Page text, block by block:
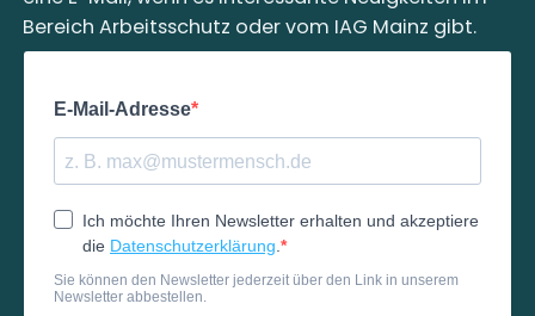
Bereich Arbeitsschutz oder vom IAG Mainz gibt.